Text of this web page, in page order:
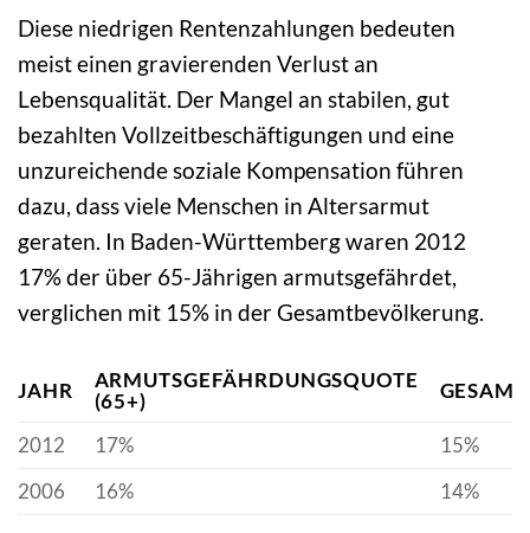
Diese niedrigen Rentenzahlungen bedeuten
meist einen gravierenden Verlust an
Lebensqualität. Der Mangel an stabilen, gut
bezahlten Vollzeitbeschäftigungen und eine
unzureichende soziale Kompensation führen
dazu, dass viele Menschen in Altersarmut
geraten. In Baden-Württemberg waren 2012
17% der über 65-Jährigen armutsgefährdet,
verglichen mit 15% in der Gesamtbevölkerung.
JAHR
ARMUTSGEFÄHRDUNGSQUOTE
(65+)
2012 17%
15%
2006
16% 14%